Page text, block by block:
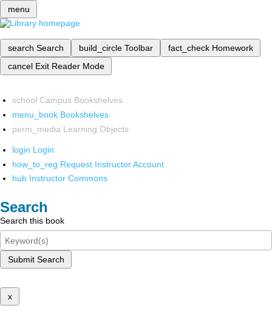
menu
search Search build_circle Toolbar fact_check Homework
cancel Exit Reader Mode
school Campus Bookshelves
menu_book Bookshelves
perm_media Learning Objects
login Login
how_to_reg Request Instructor Account
hub Instructor Commons
Search
Search this book
Submit Search
x